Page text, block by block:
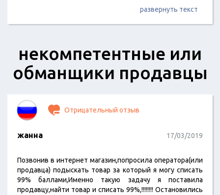
развернуть текст
некомпетентные или
обманщики продавцы
Отрицательный отзыв
жанна 17/03/2019
Позвонив в интернет магазин,попросила оператора(или
продавца) подыскать товар за который я могу списать
99% баллами,Именно такую задачу я поставила
продавцу,найти товар и списать 99%,!!!!!!!! Остановились